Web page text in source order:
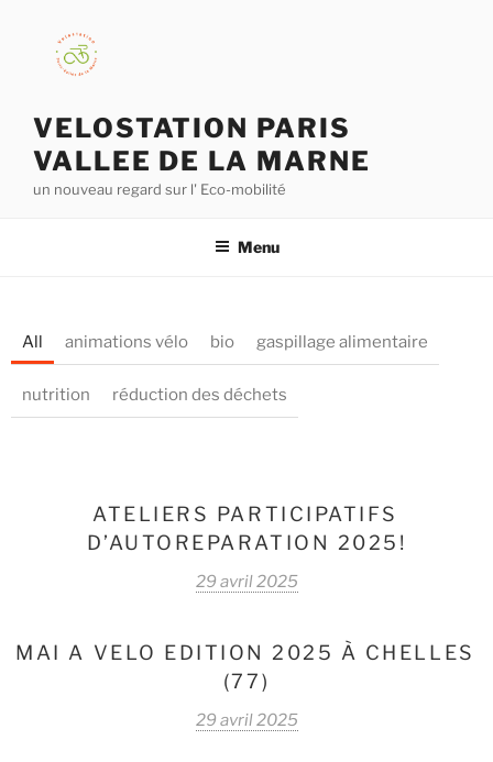
VELOSTATION PARIS
VALLEE DE LA MARNE
un nouveau regard sur l' Eco-mobilité
Menu
All animations vélo bio gaspillage alimentaire
nutrition réduction des déchets
ATELIERS PARTICIPATIFS
D’AUTOREPARATION 2025!
29 avril 2025
MAI A VELO EDITION 2025 À CHELLES
(77)
29 avril 2025